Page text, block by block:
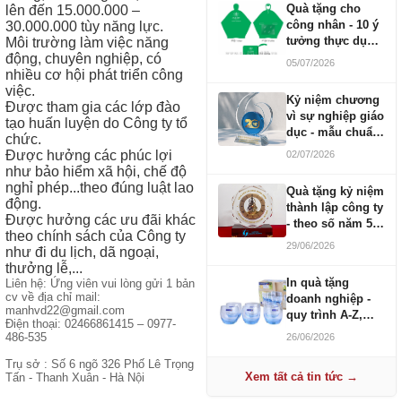
lên đến 15.000.000 –
30.000.000 tùy năng lực.
Môi trường làm việc năng
động, chuyên nghiệp, có
nhiều cơ hội phát triển công
việc.
Được tham gia các lớp đào
tạo huấn luyện do Công ty tổ
chức.
Được hưởng các phúc lợi
như bảo hiểm xã hội, chế độ
nghỉ phép...theo đúng luật lao
động.
Được hưởng các ưu đãi khác
theo chính sách của Công ty
như đi du lịch, dã ngoại,
thưởng lễ,...
Liên hệ: Ứng viên vui lòng gửi 1 bản
cv về địa chỉ mail:
manhvd22@gmail.com
Điện thoại: 02466861415 – 0977-
486-535
Trụ sở : Số 6 ngõ 326 Phố Lê Trọng
Tấn - Thanh Xuân - Hà Nội
Quà tặng cho
công nhân - 10 ý
tưởng thực dụng
ngân sách 100-
05/07/2026
Kỷ niệm chương
vì sự nghiệp giáo
dục - mẫu chuẩn
2026
02/07/2026
Quà tặng kỷ niệm
thành lập công ty
- theo số năm 5,
10, 20, 30, 50
29/06/2026
In quà tặng
doanh nghiệp -
quy trình A-Z,
báo giá và thời
26/06/2026
Xem tất cả tin tức →